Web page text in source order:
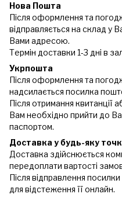
Нова Пошта
Після оформлення та
відправляється на склад у
Вами адресою.
Термін доставки 1-3 дні в
Укрпошта
Після оформлення та
надсилається посилка
Після отримання квитанції
Вам необхідно прийти до
паспортом.
Доставка у будь-яку
Доставка здійснюється
передоплати вартості
Після відправлення
для відстеження її онлайн.